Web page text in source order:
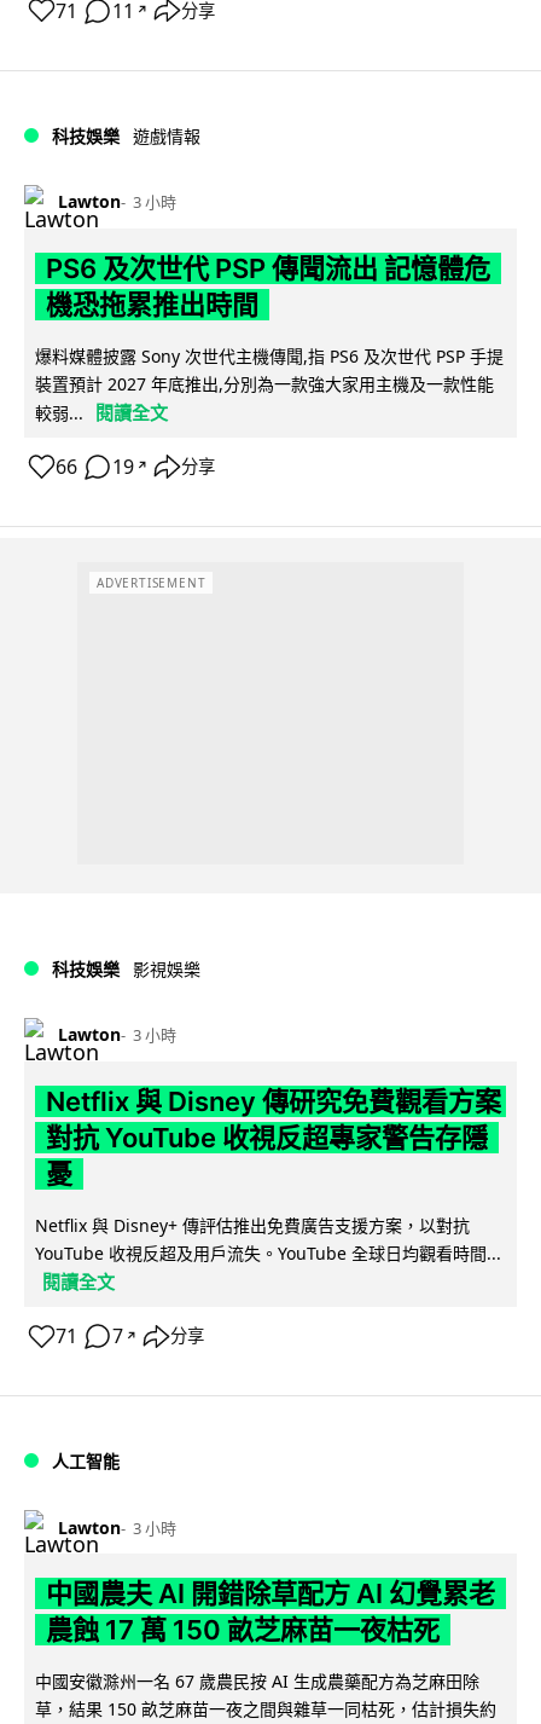
71 11 ↗ 分享
科技娛樂 遊戲情報
Lawton 3 小時
PS6 及次世代 PSP 傳聞流出 記憶體危
機恐拖累推出時間
爆料媒體披露 Sony 次世代主機傳聞,指 PS6 及次世代 PSP 手提
裝置預計 2027 年底推出,分別為一款強大家用主機及一款性能
較弱...
閱讀全文
66 19 ↗ 分享
ADVERTISEMENT
科技娛樂 影視娛樂
Lawton 3 小時
Netflix 與 Disney 傳研究免費觀看方案
對抗 YouTube 收視反超專家警告存隱
憂
Netflix 與 Disney+ 傳評估推出免費廣告支援方案，以對抗
YouTube 收視反超及用戶流失。YouTube 全球日均觀看時間...
閱讀全文
71 7 ↗ 分享
人工智能
Lawton 3 小時
中國農夫 AI 開錯除草配方 AI 幻覺累老
農蝕 17 萬 150 畝芝麻苗一夜枯死
中國安徽滁州一名 67 歲農民按 AI 生成農藥配方為芝麻田除
草，結果 150 畝芝麻苗一夜之間與雜草一同枯死，估計損失約